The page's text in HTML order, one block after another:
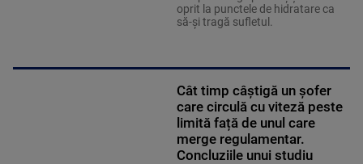
oprit la punctele de hidratare ca
să-și tragă sufletul.
Cât timp câștigă un șofer
care circulă cu viteză peste
limită față de unul care
merge regulamentar.
Concluziile unui studiu